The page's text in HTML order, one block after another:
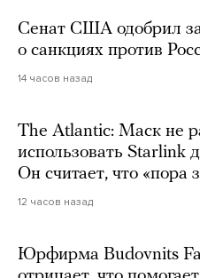
Сенат США одобрил
о санкциях против
14 часов назад
The Atlantic: Маск не
использовать Starlink
Он считает, что «пора
12 часов назад
Юрфирма Budovnits